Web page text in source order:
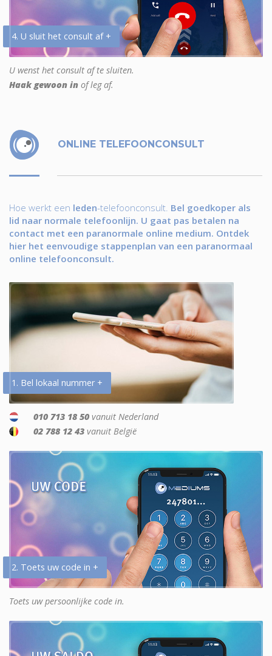
4. U sluit het consult af +
U wenst het consult af te sluiten.
Haak gewoon in of leg af.
ONLINE TELEFOONCONSULT
Hoe werkt een leden-telefoonconsult. Bel goedkoper als
lid naar normale telefoonlijn. U gaat pas betalen na
contact met een paranormale online medium. Ontdek
hier het eenvoudige stappenplan van een paranormaal
online telefoonconsult.
1. Bel lokaal nummer +
010 713 18 50 vanuit Nederland
02 788 12 43 vanuit België
2. Toets uw code in +
Toets uw persoonlijke code in.